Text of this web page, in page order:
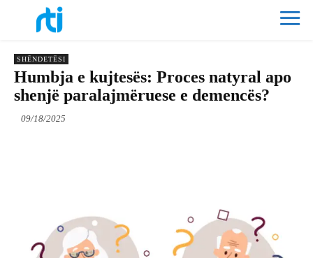
SHËNDETËSI
Humbja e kujtesës: Proces natyral apo
shenjë paralajmëruese e demencës?
09/18/2025